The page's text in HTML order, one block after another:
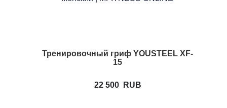
Тренировочный гриф YOUSTEEL XF-
15
22 500 RUB